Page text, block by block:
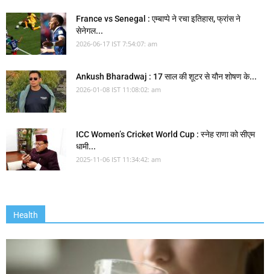
France vs Senegal : एम्बाप्पे ने रचा इतिहास, फ्रांस ने
सेनेगल...
2026-06-17 IST 7:54:07: am
Ankush Bharadwaj : 17 साल की शूटर से यौन शोषण के...
2026-01-08 IST 11:08:02: am
ICC Women’s Cricket World Cup : स्नेह राणा को सीएम
धामी...
2025-11-06 IST 11:34:42: am
Health